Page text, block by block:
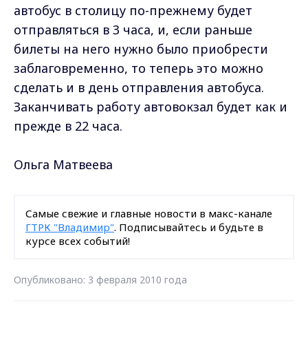
автобус в столицу по-прежнему будет
отправляться в 3 часа, и, если раньше
билеты на него нужно было приобрести
заблаговременно, то теперь это можно
сделать и в день отправления автобуса.
Заканчивать работу автовокзал будет как и
прежде в 22 часа.
Ольга Матвеева
Самые свежие и главные новости в макс-канале
ГТРК "Владимир". Подписывайтесь и будьте в
курсе всех событий!
Опубликовано: 3 февраля 2010 года